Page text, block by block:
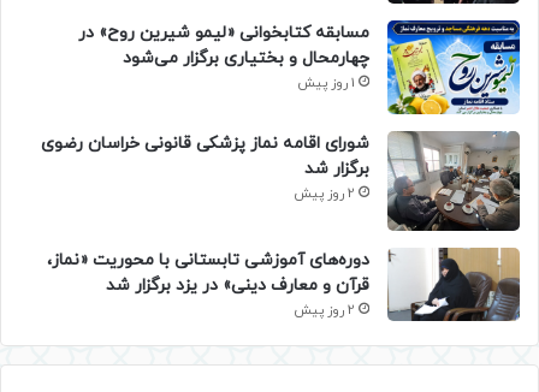
مسابقه کتابخوانی «لیمو شیرین روح» در
چهارمحال و بختیاری برگزار می‌شود
1 روز پیش
شورای اقامه نماز پزشکی قانونی خراسان رضوی
برگزار شد
2 روز پیش
دوره‌های آموزشی تابستانی با محوریت «نماز،
قرآن و معارف دینی» در یزد برگزار شد
2 روز پیش